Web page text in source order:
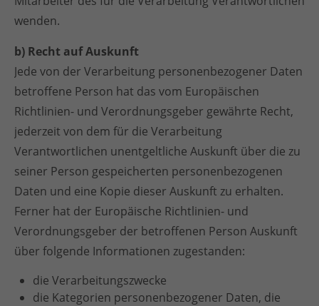
wenden.
b) Recht auf Auskunft
Jede von der Verarbeitung personenbezogener Daten
betroffene Person hat das vom Europäischen
Richtlinien- und Verordnungsgeber gewährte Recht,
jederzeit von dem für die Verarbeitung
Verantwortlichen unentgeltliche Auskunft über die zu
seiner Person gespeicherten personenbezogenen
Daten und eine Kopie dieser Auskunft zu erhalten.
Ferner hat der Europäische Richtlinien- und
Verordnungsgeber der betroffenen Person Auskunft
über folgende Informationen zugestanden:
die Verarbeitungszwecke
die Kategorien personenbezogener Daten, die